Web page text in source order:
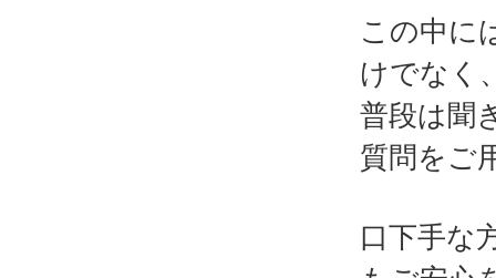
この中に
けでなく
普段は聞
質問をご
口下手な